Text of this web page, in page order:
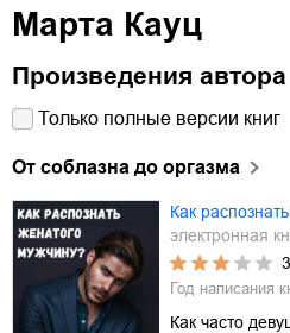
Марта Кауц
Произведения автора
Только полные версии книг
От соблазна до оргазма
Как
электронная
3
Год написания
Как часто